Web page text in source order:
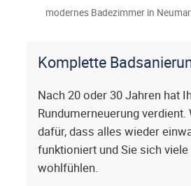
modernes Badezimmer in
Komplette
Nach 20 oder 30 Jahren hat
Rundumerneuerung verdient.
dafür, dass alles wieder
funktioniert und Sie sich
wohlfühlen.